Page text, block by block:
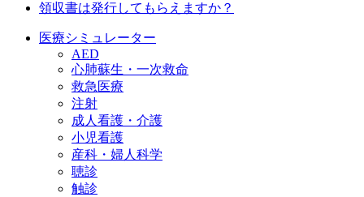
領収書は発行してもらえますか？
医療シミュレーター
AED
心肺蘇生・一次救命
救急医療
注射
成人看護・介護
小児看護
産科・婦人科学
聴診
触診